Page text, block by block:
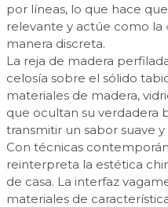
por líneas, lo que hace
relevante y actúe como la
manera discreta.
La reja de madera
celosía sobre el sólido
materiales de madera,
que ocultan su verdadera
transmitir un sabor suave
Con técnicas
reinterpreta la estética
de casa. La interfaz
materiales de